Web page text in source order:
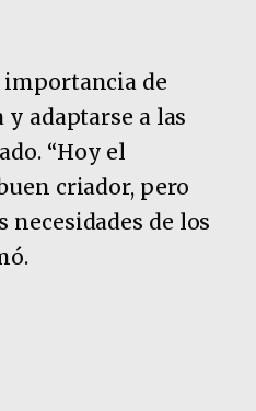
importancia de
adaptarse a las
“Hoy el
criador, pero
de los